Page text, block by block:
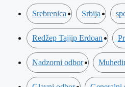
Srebrenica Srbija
Redžep Tajjip Erdoan
Nadzorni odbor